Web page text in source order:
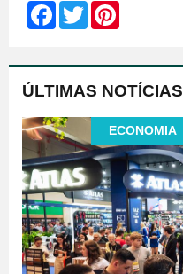
Facebook
Twitter
ÚLTIMAS NOTÍCIAS
ECONOMIA